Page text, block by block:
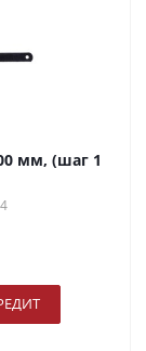
мм, (шаг 1